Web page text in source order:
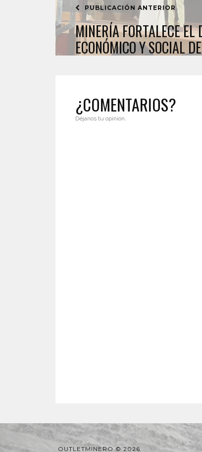
PUBLICACIÓN ANTERIOR
MINERÍA FORTALECE EL
ECONÓMICO Y SOCIAL
¿COMENTARIOS?
Déjanos tu opinión.
OUTLETMINERO © 2026.